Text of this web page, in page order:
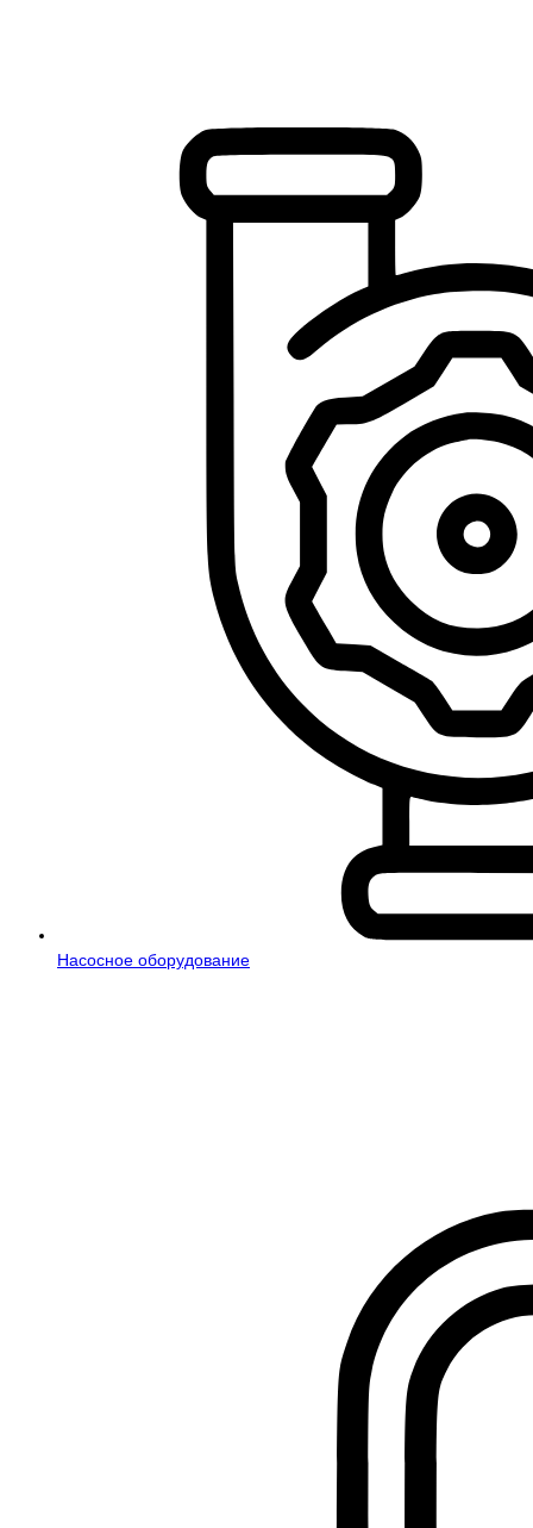
Насосное оборудование